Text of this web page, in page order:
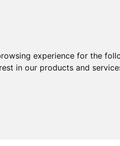
experience for the
in our products and